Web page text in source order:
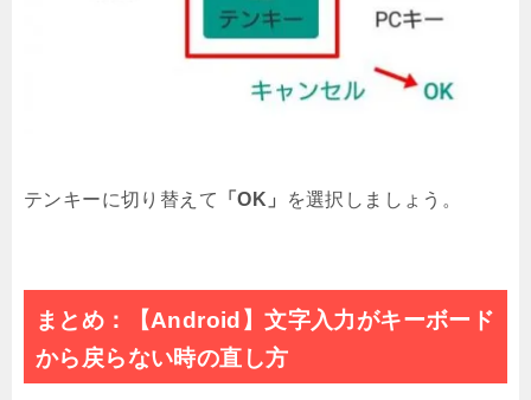
テンキーに切り替えて 「OK」 を選択しましょう。
まとめ：【Android】文字入力がキーボード
から戻らない時の直し方